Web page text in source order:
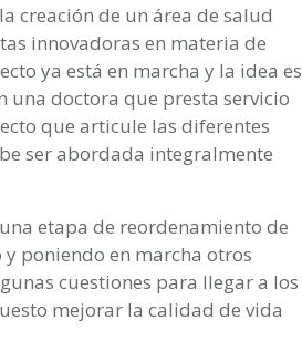
creación de un área de salud
innovadoras en materia de
ya está en marcha y la idea es
una doctora que presta servicio
que articule las diferentes
ser abordada integralmente
etapa de reordenamiento de
poniendo en marcha otros
cuestiones para llegar a los
mejorar la calidad de vida